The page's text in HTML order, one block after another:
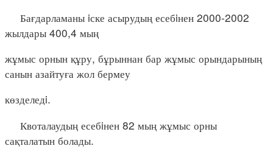
Бағдарламаны iске асырудың есебiнен 2000-2002
жылдары 400,4 мың
жұмыс орнын құру, бұрыннан бар жұмыс орындарының
санын азайтуға жол бермеу
көзделедi.
Квоталаудың есебiнен 82 мың жұмыс орны
сақталатын болады.